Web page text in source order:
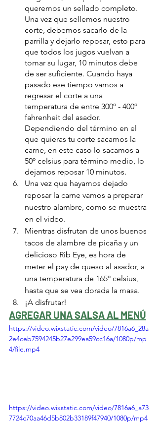
queremos un sellado completo.
Una vez que sellemos nuestro
corte, debemos sacarlo de la
parrilla y dejarlo reposar, esto para
que todos los jugos vuelvan a
tomar su lugar, 10 minutos debe
de ser suficiente. Cuando haya
pasado ese tiempo vamos a
regresar el corte a una
temperatura de entre 300º - 400º
fahrenheit del asador.
Dependiendo del término en el
que quieras tu corte sacamos la
carne, en este caso lo sacamos a
50º celsius para término medio, lo
dejamos reposar 10 minutos.
Una vez que hayamos dejado
reposar la carne vamos a preparar
nuestro alambre, como se muestra
en el video.
Mientras disfrutan de unos buenos
tacos de alambre de picaña y un
delicioso Rib Eye, es hora de
meter el pay de queso al asador, a
una temperatura de 165º celsius,
hasta que se vea dorada la masa.
¡A disfrutar!
AGREGAR UNA SALSA AL MENÚ
https://video.wixstatic.com/video/7816a6_28a
2e4ceb7594245b27e299ea59cc16a/1080p/mp
4/file.mp4
https://video.wixstatic.com/video/7816a6_a73
7724c70aa46d5b802b33189f47940/1080p/mp4